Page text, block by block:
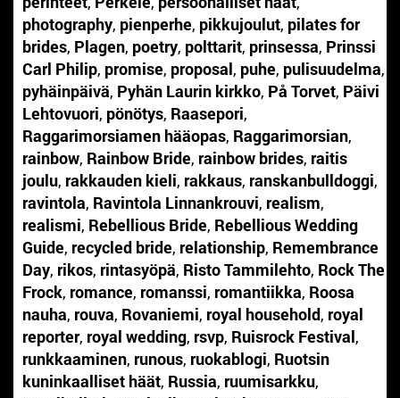
photography, pienperhe, pikkujoulut, pilates for
brides, Plagen, poetry, polttarit, prinsessa, Prinssi
Carl Philip, promise, proposal, puhe, pulisuudelma,
pyhäinpäivä, Pyhän Laurin kirkko, På Torvet, Päivi
Lehtovuori, pönötys, Raasepori,
Raggarimorsiamen hääopas, Raggarimorsian,
rainbow, Rainbow Bride, rainbow brides, raitis
joulu, rakkauden kieli, rakkaus, ranskanbulldoggi,
ravintola, Ravintola Linnankrouvi, realism,
realismi, Rebellious Bride, Rebellious Wedding
Guide, recycled bride, relationship, Remembrance
Day, rikos, rintasyöpä, Risto Tammilehto, Rock The
Frock, romance, romanssi, romantiikka, Roosa
nauha, rouva, Rovaniemi, royal household, royal
reporter, royal wedding, rsvp, Ruisrock Festival,
runkkaaminen, runous, ruokablogi, Ruotsin
kuninkaalliset häät, Russia, ruumisarkku,